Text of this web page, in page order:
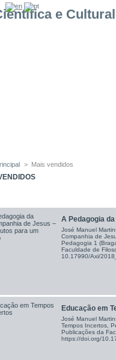
> Mais vendidos
A Pedagogia
José Manuel
Companhia de
Pedagogia 1
Faculdade de
10.17990/Axi/
Educação em
José Manuel
Tempos Incertos,
Publicações da
https://doi.org/